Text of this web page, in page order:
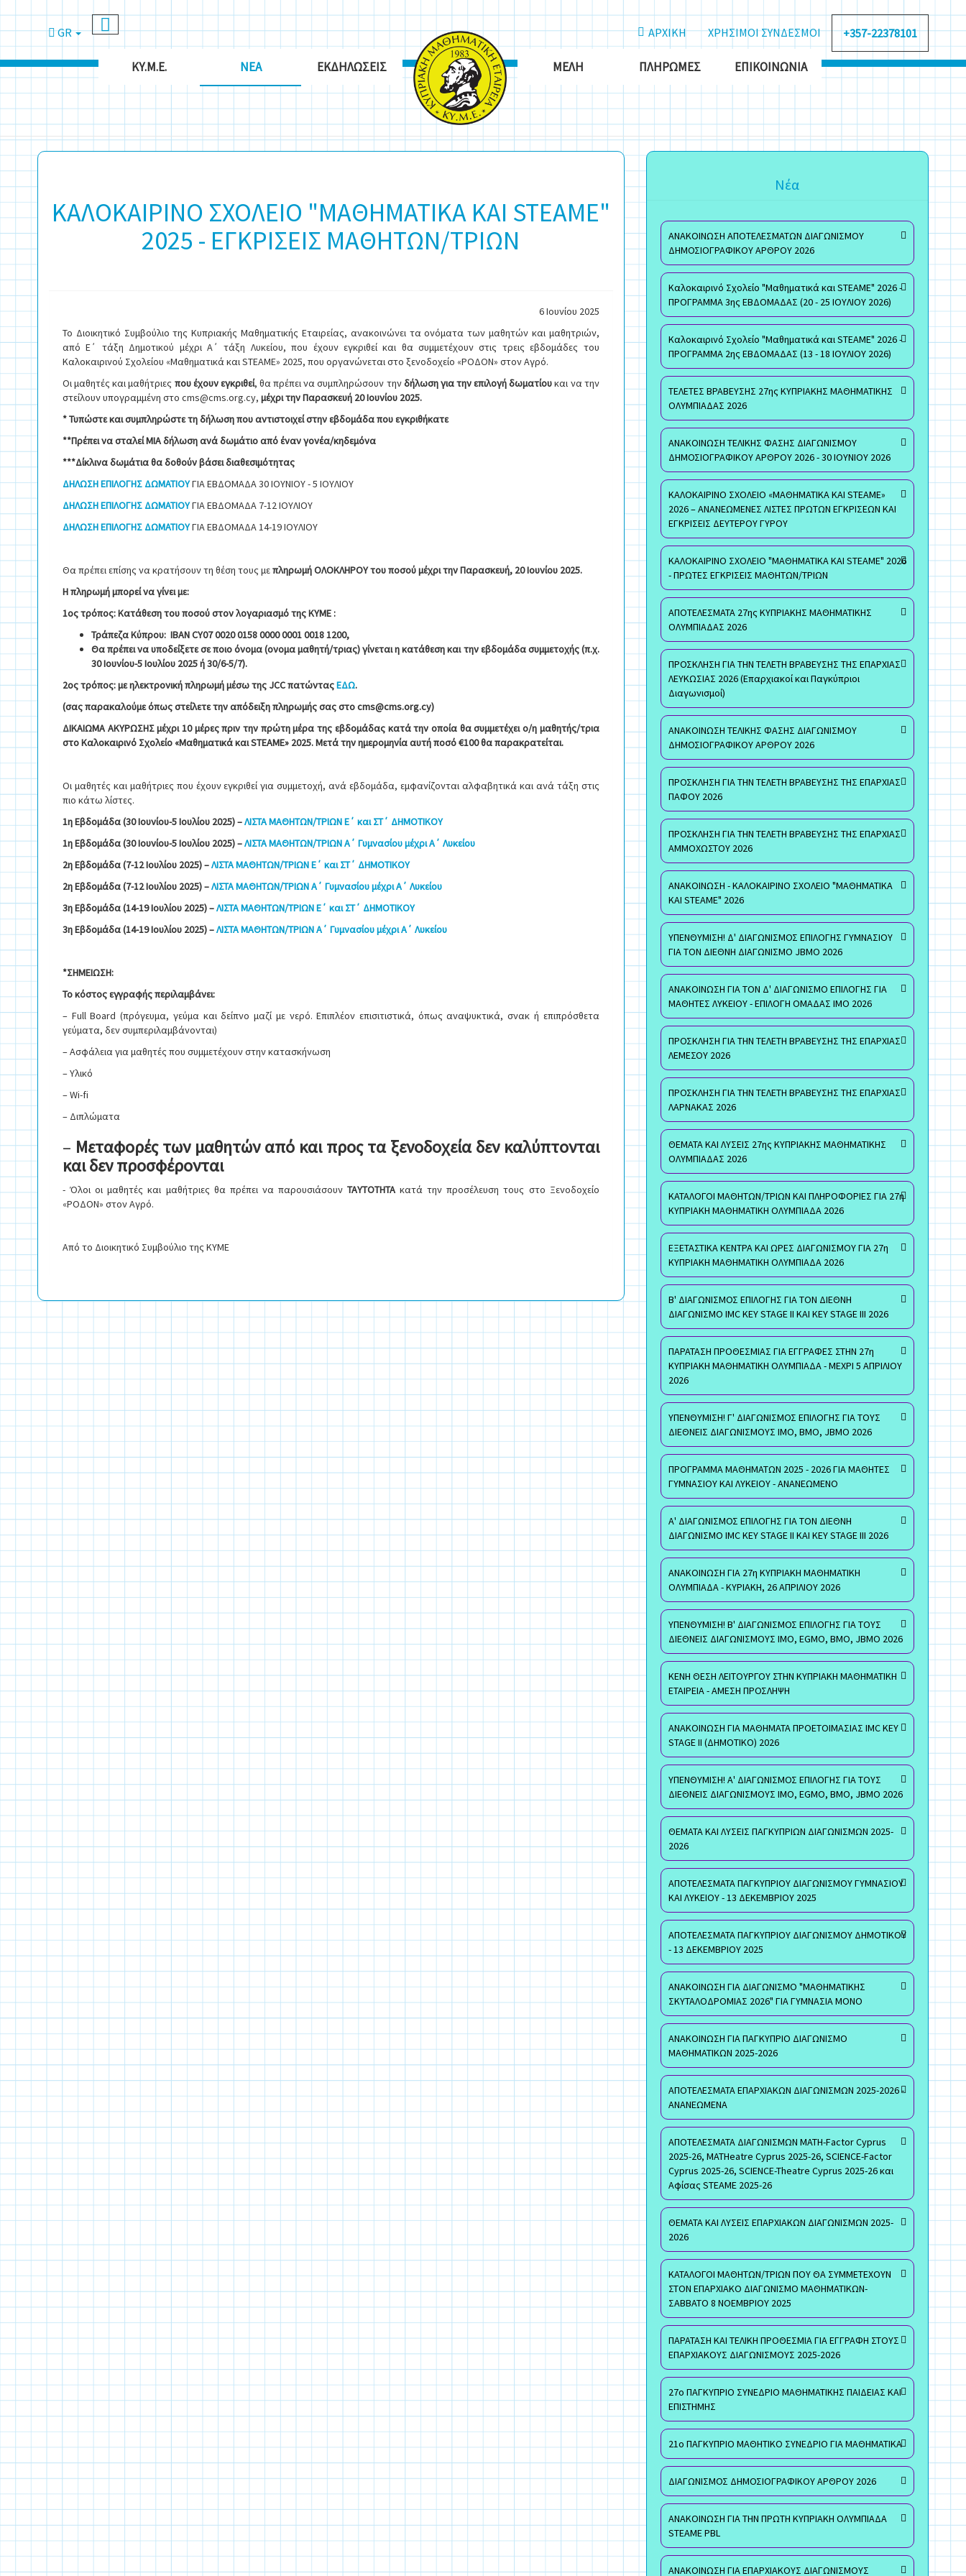
ΑΡΧΙΚΗ ΧΡΗΣΙΜΟΙ ΣΥΝΔΕΣΜΟΙ +357-22378101
GR
ΚΥ.Μ.Ε. ΝΈΑ ΕΚΔΗΛΏΣΕΙΣ ΜΈΛΗ ΠΛΗΡΩΜΈΣ ΕΠΙΚΟΙΝΩΝΊΑ
ΚΑΛΟΚΑΙΡΙΝΟ ΣΧΟΛΕΙΟ "ΜΑΘΗΜΑΤΙΚΑ ΚΑΙ STEAME"
2025 - ΕΓΚΡΙΣΕΙΣ ΜΑΘΗΤΩΝ/ΤΡΙΩΝ
6 Ιουνίου 2025
Το Διοικητικό Συμβούλιο της Κυπριακής Μαθηματικής Εταιρείας, ανακοινώνει τα ονόματα των μαθητών και μαθητριών,
από Ε΄ τάξη Δημοτικού μέχρι Α΄ τάξη Λυκείου, που έχουν εγκριθεί και θα συμμετέχουν στις τρεις εβδομάδες του
Καλοκαιρινού Σχολείου «Μαθηματικά και STEAME» 2025, που οργανώνεται στο ξενοδοχείο «ΡΟΔΟΝ» στον Αγρό.
Οι μαθητές και μαθήτριες που έχουν εγκριθεί, θα πρέπει να συμπληρώσουν τηνδήλωση για την επιλογή δωματίουκαι να την
στείλουν υπογραμμένη στο cms@cms.org.cy, μέχρι την Παρασκευή 20 Ιουνίου 2025.
* Τυπώστε και συμπληρώστε τη δήλωση που αντιστοιχεί στην εβδομάδα που εγκριθήκατε
**Πρέπει να σταλεί ΜΙΑ δήλωση ανά δωμάτιο από έναν γονέα/κηδεμόνα
***Δίκλινα δωμάτια θα δοθούν βάσει διαθεσιμότητας
ΔΗΛΩΣΗ ΕΠΙΛΟΓΗΣ ΔΩΜΑΤΙΟΥΓΙΑ ΕΒΔΟΜΑΔΑ 30 ΙΟΥΝΙΟΥ - 5 ΙΟΥΛΙΟΥ
ΔΗΛΩΣΗ ΕΠΙΛΟΓΗΣ ΔΩΜΑΤΙΟΥΓΙΑ ΕΒΔΟΜΑΔΑ 7-12 ΙΟΥΛΙΟΥ
ΔΗΛΩΣΗ ΕΠΙΛΟΓΗΣ ΔΩΜΑΤΙΟΥΓΙΑ ΕΒΔΟΜΑΔΑ 14-19 ΙΟΥΛΙΟΥ
Θα πρέπει επίσης να κρατήσουν τη θέση τους μεπληρωμή ΟΛΟΚΛΗΡΟΥ του ποσού μέχρι την Παρασκευή, 20 Ιουνίου 2025.
Η πληρωμή μπορεί να γίνει με:
1ος τρόπος: Κατάθεση του ποσούστον λογαριασμό της ΚΥΜΕ :
Τράπεζα Κύπρου: ΙΒΑΝ CY07 0020 0158 0000 0001 0018 1200,
Θα πρέπει να υποδείξετε σε ποιο όνομα (ονομα μαθητή/τριας) γίνεται η κατάθεση και την εβδομάδα συμμετοχής (π.χ.
30 Ιουνίου-5 Ιουλίου 2025 ή 30/6-5/7).
2ος τρόπος: με ηλεκτρονική πληρωμή μέσω της JCCπατώνταςΕΔΩ.
(σας παρακαλούμε όπως στείλετε την απόδειξη πληρωμής σας στοcms@cms.org.cy)
ΔΙΚΑΙΩΜΑ ΑΚΥΡΩΣΗΣ μέχρι 10 μέρες πριν την πρώτη μέρα της εβδομάδας κατά την οποία θα συμμετέχει ο/η μαθητής/τρια
στο Καλοκαιρινό Σχολείο «Μαθηματικά και STEAME» 2025. Μετά την ημερομηνία αυτή ποσό€100 θα παρακρατείται.
Οι μαθητές και μαθήτριες που έχουν εγκριθεί για συμμετοχή, ανά εβδομάδα, εμφανίζονται αλφαβητικά και ανά τάξη στις
πιο κάτω λίστες.
1η Εβδομάδα (30 Ιουνίου-5 Ιουλίου 2025) –ΛΙΣΤΑ ΜΑΘΗΤΩΝ/ΤΡΙΩΝ Ε΄ και ΣΤ΄ ΔΗΜΟΤΙΚΟΥ
1η Εβδομάδα (30 Ιουνίου-5 Ιουλίου 2025) –ΛΙΣΤΑ ΜΑΘΗΤΩΝ/ΤΡΙΩΝ Α΄ Γυμνασίου μέχρι Α΄ Λυκείου
2η Εβδομάδα (7-12 Ιουλίου 2025) –ΛΙΣΤΑ ΜΑΘΗΤΩΝ/ΤΡΙΩΝ Ε΄ και ΣΤ΄ ΔΗΜΟΤΙΚΟΥ
2η Εβδομάδα (7-12 Ιουλίου 2025) –ΛΙΣΤΑ ΜΑΘΗΤΩΝ/ΤΡΙΩΝ Α΄ Γυμνασίου μέχρι Α΄ Λυκείου
3η Εβδομάδα (14-19 Ιουλίου 2025) –ΛΙΣΤΑ ΜΑΘΗΤΩΝ/ΤΡΙΩΝ Ε΄ και ΣΤ΄ ΔΗΜΟΤΙΚΟΥ
3η Εβδομάδα (14-19 Ιουλίου 2025) –ΛΙΣΤΑ ΜΑΘΗΤΩΝ/ΤΡΙΩΝ Α΄ Γυμνασίου μέχρι Α΄ Λυκείου
*ΣΗΜΕΙΩΣΗ:
Το κόστος εγγραφής περιλαμβάνει:
– Full Board (πρόγευμα, γεύμα και δείπνο μαζί με νερό. Επιπλέον επισιτιστικά, όπως αναψυκτικά, σνακ ή επιπρόσθετα
γεύματα, δεν συμπεριλαμβάνονται)
– Ασφάλεια για μαθητές που συμμετέχουν στην κατασκήνωση
– Υλικό
– Wi-fi
– Διπλώματα
– Μεταφορές των μαθητών από και προς τα ξενοδοχεία δεν καλύπτονται
και δεν προσφέρονται
- Όλοι οι μαθητές και μαθήτριες θα πρέπει να παρουσιάσουνΤΑΥΤΟΤΗΤΑ κατά την προσέλευση τους στο Ξενοδοχείο
«ΡΟΔΟΝ» στον Αγρό.
Από το Διοικητικό Συμβούλιο της ΚΥΜΕ
Νέα
ΑΝΑΚΟΙΝΩΣΗ ΑΠΟΤΕΛΕΣΜΑΤΩΝ ΔΙΑΓΩΝΙΣΜΟΥ
ΔΗΜΟΣΙΟΓΡΑΦΙΚΟΥ ΑΡΘΡΟΥ 2026
Καλοκαιρινό Σχολείο "Μαθηματικά και STEAME" 2026 -
ΠΡΟΓΡΑΜΜΑ 3ης ΕΒΔΟΜΑΔΑΣ (20 - 25 ΙΟΥΛΙΟΥ 2026)
Καλοκαιρινό Σχολείο "Μαθηματικά και STEAME" 2026 -
ΠΡΟΓΡΑΜΜΑ 2ης ΕΒΔΟΜΑΔΑΣ (13 - 18 ΙΟΥΛΙΟΥ 2026)
ΤΕΛΕΤΕΣ ΒΡΑΒΕΥΣΗΣ 27ης ΚΥΠΡΙΑΚΗΣ ΜΑΘΗΜΑΤΙΚΗΣ
ΟΛΥΜΠΙΑΔΑΣ 2026
ΑΝΑΚΟΙΝΩΣΗ ΤΕΛΙΚΗΣ ΦΑΣΗΣ ΔΙΑΓΩΝΙΣΜΟΥ
ΔΗΜΟΣΙΟΓΡΑΦΙΚΟΥ ΑΡΘΡΟΥ 2026 - 30 ΙΟΥΝΙΟΥ 2026
ΚΑΛΟΚΑΙΡΙΝΟ ΣΧΟΛΕΙΟ «ΜΑΘΗΜΑΤΙΚΑ ΚΑΙ STEAME»
2026 – ΑΝΑΝΕΩΜΕΝΕΣ ΛΙΣΤΕΣ ΠΡΩΤΩΝ ΕΓΚΡΙΣΕΩΝ ΚΑΙ
ΕΓΚΡΙΣΕΙΣ ΔΕΥΤΕΡΟΥ ΓΥΡΟΥ
ΚΑΛΟΚΑΙΡΙΝΟ ΣΧΟΛΕΙΟ "ΜΑΘΗΜΑΤΙΚΑ ΚΑΙ STEAME" 2026
- ΠΡΩΤΕΣ ΕΓΚΡΙΣΕΙΣ ΜΑΘΗΤΩΝ/ΤΡΙΩΝ
ΑΠΟΤΕΛΕΣΜΑΤΑ 27ης ΚΥΠΡΙΑΚΗΣ ΜΑΘΗΜΑΤΙΚΗΣ
ΟΛΥΜΠΙΑΔΑΣ 2026
ΠΡΟΣΚΛΗΣΗ ΓΙΑ ΤΗΝ ΤΕΛΕΤΗ ΒΡΑΒΕΥΣΗΣ ΤΗΣ ΕΠΑΡΧΙΑΣ
ΛΕΥΚΩΣΙΑΣ 2026 (Επαρχιακοί και Παγκύπριοι
Διαγωνισμοί)
ΑΝΑΚΟΙΝΩΣΗ ΤΕΛΙΚΗΣ ΦΑΣΗΣ ΔΙΑΓΩΝΙΣΜΟΥ
ΔΗΜΟΣΙΟΓΡΑΦΙΚΟΥ ΑΡΘΡΟΥ 2026
ΠΡΟΣΚΛΗΣΗ ΓΙΑ ΤΗΝ ΤΕΛΕΤΗ ΒΡΑΒΕΥΣΗΣ ΤΗΣ ΕΠΑΡΧΙΑΣ
ΠΑΦΟΥ 2026
ΠΡΟΣΚΛΗΣΗ ΓΙΑ ΤΗΝ ΤΕΛΕΤΗ ΒΡΑΒΕΥΣΗΣ ΤΗΣ ΕΠΑΡΧΙΑΣ
ΑΜΜΟΧΩΣΤΟΥ 2026
ΑΝΑΚΟΙΝΩΣΗ - ΚΑΛΟΚΑΙΡΙΝΟ ΣΧΟΛΕΙΟ "ΜΑΘΗΜΑΤΙΚΑ
ΚΑΙ STEAME" 2026
ΥΠΕΝΘΥΜΙΣΗ! Δ' ΔΙΑΓΩΝΙΣΜΟΣ ΕΠΙΛΟΓΗΣ ΓΥΜΝΑΣΙΟΥ
ΓΙΑ ΤΟΝ ΔΙΕΘΝΗ ΔΙΑΓΩΝΙΣΜΟ JBMO 2026
ΑΝΑΚΟΙΝΩΣΗ ΓΙΑ ΤΟΝ Δ' ΔΙΑΓΩΝΙΣΜΟ ΕΠΙΛΟΓΗΣ ΓΙΑ
ΜΑΘΗΤΕΣ ΛΥΚΕΙΟΥ - ΕΠΙΛΟΓΗ ΟΜΑΔΑΣ ΙΜΟ 2026
ΠΡΟΣΚΛΗΣΗ ΓΙΑ ΤΗΝ ΤΕΛΕΤΗ ΒΡΑΒΕΥΣΗΣ ΤΗΣ ΕΠΑΡΧΙΑΣ
ΛΕΜΕΣΟΥ 2026
ΠΡΟΣΚΛΗΣΗ ΓΙΑ ΤΗΝ ΤΕΛΕΤΗ ΒΡΑΒΕΥΣΗΣ ΤΗΣ ΕΠΑΡΧΙΑΣ
ΛΑΡΝΑΚΑΣ 2026
ΘΕΜΑΤΑ ΚΑΙ ΛΥΣΕΙΣ 27ης ΚΥΠΡΙΑΚΗΣ ΜΑΘΗΜΑΤΙΚΗΣ
ΟΛΥΜΠΙΑΔΑΣ 2026
ΚΑΤΑΛΟΓΟΙ ΜΑΘΗΤΩΝ/ΤΡΙΩΝ ΚΑΙ ΠΛΗΡΟΦΟΡΙΕΣ ΓΙΑ 27η
ΚΥΠΡΙΑΚΗ ΜΑΘΗΜΑΤΙΚΗ ΟΛΥΜΠΙΑΔΑ 2026
ΕΞΕΤΑΣΤΙΚΑ ΚΕΝΤΡΑ ΚΑΙ ΩΡΕΣ ΔΙΑΓΩΝΙΣΜΟΥ ΓΙΑ 27η
ΚΥΠΡΙΑΚΗ ΜΑΘΗΜΑΤΙΚΗ ΟΛΥΜΠΙΑΔΑ 2026
Β' ΔΙΑΓΩΝΙΣΜΟΣ ΕΠΙΛΟΓΗΣ ΓΙΑ ΤΟΝ ΔΙΕΘΝΗ
ΔΙΑΓΩΝΙΣΜΟ IMC KEY STAGE II ΚΑΙ KEY STAGE III 2026
ΠΑΡΑΤΑΣΗ ΠΡΟΘΕΣΜΙΑΣ ΓΙΑ ΕΓΓΡΑΦΕΣ ΣΤΗΝ 27η
ΚΥΠΡΙΑΚΗ ΜΑΘΗΜΑΤΙΚΗ ΟΛΥΜΠΙΑΔΑ - ΜΕΧΡΙ 5 ΑΠΡΙΛΙΟΥ
2026
ΥΠΕΝΘΥΜΙΣΗ! Γ' ΔΙΑΓΩΝΙΣΜΟΣ ΕΠΙΛΟΓΗΣ ΓΙΑ ΤΟΥΣ
ΔΙΕΘΝΕΙΣ ΔΙΑΓΩΝΙΣΜΟΥΣ ΙΜΟ, ΒΜΟ, JBMO 2026
ΠΡΟΓΡΑΜΜΑ ΜΑΘΗΜΑΤΩΝ 2025 - 2026 ΓΙΑ ΜΑΘΗΤΕΣ
ΓΥΜΝΑΣΙΟΥ ΚΑΙ ΛΥΚΕΙΟΥ - ΑΝΑΝΕΩΜΕΝΟ
Α' ΔΙΑΓΩΝΙΣΜΟΣ ΕΠΙΛΟΓΗΣ ΓΙΑ ΤΟΝ ΔΙΕΘΝΗ
ΔΙΑΓΩΝΙΣΜΟ IMC KEY STAGE II ΚΑΙ KEY STAGE III 2026
ΑΝΑΚΟΙΝΩΣΗ ΓΙΑ 27η ΚΥΠΡΙΑΚΗ ΜΑΘΗΜΑΤΙΚΗ
ΟΛΥΜΠΙΑΔΑ - ΚΥΡΙΑΚΗ, 26 ΑΠΡΙΛΙΟΥ 2026
ΥΠΕΝΘΥΜΙΣΗ! Β' ΔΙΑΓΩΝΙΣΜΟΣ ΕΠΙΛΟΓΗΣ ΓΙΑ ΤΟΥΣ
ΔΙΕΘΝΕΙΣ ΔΙΑΓΩΝΙΣΜΟΥΣ ΙΜΟ, EGMO, ΒΜΟ, JBMO 2026
ΚΕΝΗ ΘΕΣΗ ΛΕΙΤΟΥΡΓΟΥ ΣΤΗΝ ΚΥΠΡΙΑΚΗ ΜΑΘΗΜΑΤΙΚΗ
ΕΤΑΙΡΕΙΑ - ΑΜΕΣΗ ΠΡΟΣΛΗΨΗ
ΑΝΑΚΟΙΝΩΣΗ ΓΙΑ ΜΑΘΗΜΑΤΑ ΠΡΟΕΤΟΙΜΑΣΙΑΣ IMC KEY
STAGE II (ΔΗΜΟΤΙΚΟ) 2026
ΥΠΕΝΘΥΜΙΣΗ! Α' ΔΙΑΓΩΝΙΣΜΟΣ ΕΠΙΛΟΓΗΣ ΓΙΑ ΤΟΥΣ
ΔΙΕΘΝΕΙΣ ΔΙΑΓΩΝΙΣΜΟΥΣ ΙΜΟ, EGMO, ΒΜΟ, JBMO 2026
ΘΕΜΑΤΑ ΚΑΙ ΛΥΣΕΙΣ ΠΑΓΚΥΠΡΙΩΝ ΔΙΑΓΩΝΙΣΜΩΝ 2025-
2026
ΑΠΟΤΕΛΕΣΜΑΤΑ ΠΑΓΚΥΠΡΙΟΥ ΔΙΑΓΩΝΙΣΜΟΥ ΓΥΜΝΑΣΙΟΥ
ΚΑΙ ΛΥΚΕΙΟΥ - 13 ΔΕΚΕΜΒΡΙΟΥ 2025
ΑΠΟΤΕΛΕΣΜΑΤΑ ΠΑΓΚΥΠΡΙΟΥ ΔΙΑΓΩΝΙΣΜΟΥ ΔΗΜΟΤΙΚΟΥ
- 13 ΔΕΚΕΜΒΡΙΟΥ 2025
ΑΝΑΚΟΙΝΩΣΗ ΓΙΑ ΔΙΑΓΩΝΙΣΜΟ "ΜΑΘΗΜΑΤΙΚΗΣ
ΣΚΥΤΑΛΟΔΡΟΜΙΑΣ 2026" ΓΙΑ ΓΥΜΝΑΣΙΑ ΜΟΝΟ
ΑΝΑΚΟΙΝΩΣΗ ΓΙΑ ΠΑΓΚΥΠΡΙΟ ΔΙΑΓΩΝΙΣΜΟ
ΜΑΘΗΜΑΤΙΚΩΝ 2025-2026
ΑΠΟΤΕΛΕΣΜΑΤΑ ΕΠΑΡΧΙΑΚΩΝ ΔΙΑΓΩΝΙΣΜΩΝ 2025-2026 -
ΑΝΑΝΕΩΜΕΝΑ
ΑΠΟΤΕΛΕΣΜΑΤΑ ΔΙΑΓΩΝΙΣΜΩΝ MATH-Factor Cyprus
2025-26, MATHeatre Cyprus 2025-26, SCIENCE-Factor
Cyprus 2025-26, SCIENCE-Theatre Cyprus 2025-26 και
Αφίσας STEAME 2025-26
ΘΕΜΑΤΑ ΚΑΙ ΛΥΣΕΙΣ ΕΠΑΡΧΙΑΚΩΝ ΔΙΑΓΩΝΙΣΜΩΝ 2025-
2026
ΚΑΤΑΛΟΓΟΙ ΜΑΘΗΤΩΝ/ΤΡΙΩΝ ΠΟΥ ΘΑ ΣΥΜΜΕΤΕΧΟΥΝ
ΣΤΟΝ ΕΠΑΡΧΙΑΚΟ ΔΙΑΓΩΝΙΣΜΟ ΜΑΘΗΜΑΤΙΚΩΝ-
ΣΑΒΒΑΤΟ 8 ΝΟΕΜΒΡΙΟΥ 2025
ΠΑΡΑΤΑΣΗ ΚΑΙ ΤΕΛΙΚΗ ΠΡΟΘΕΣΜΙΑ ΓΙΑ ΕΓΓΡΑΦΗ ΣΤΟΥΣ
ΕΠΑΡΧΙΑΚΟΥΣ ΔΙΑΓΩΝΙΣΜΟΥΣ 2025-2026
27ο ΠΑΓΚΥΠΡΙΟ ΣΥΝΕΔΡΙΟ ΜΑΘΗΜΑΤΙΚΗΣ ΠΑΙΔΕΙΑΣ ΚΑΙ
ΕΠΙΣΤΗΜΗΣ
21ο ΠΑΓΚΥΠΡΙΟ ΜΑΘΗΤΙΚΟ ΣΥΝΕΔΡΙΟ ΓΙΑ ΜΑΘΗΜΑΤΙΚΑ
ΔΙΑΓΩΝΙΣΜΟΣ ΔΗΜΟΣΙΟΓΡΑΦΙΚΟΥ ΑΡΘΡΟΥ 2026
ΑΝΑΚΟΙΝΩΣΗ ΓΙΑ ΤΗΝ ΠΡΩΤΗ ΚΥΠΡΙΑΚΗ ΟΛΥΜΠΙΑΔΑ
STEAME PBL
ΑΝΑΚΟΙΝΩΣΗ ΓΙΑ ΕΠΑΡΧΙΑΚΟΥΣ ΔΙΑΓΩΝΙΣΜΟΥΣ